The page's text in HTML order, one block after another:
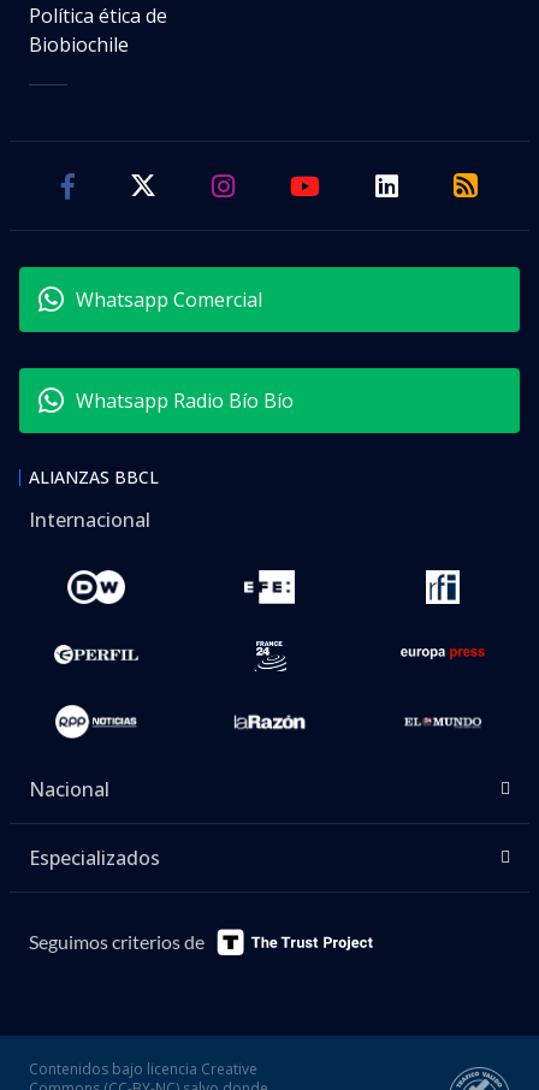
Política ética de
Biobiochile
Whatsapp Comercial
Whatsapp Radio Bío Bío
ALIANZAS BBCL
Internacional
Nacional
Especializados
Seguimos criterios de
Contenidos bajo licencia Creative